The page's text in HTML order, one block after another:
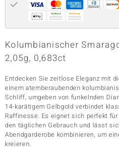
Kolumbianischer
2,05g, 0,683ct
Entdecken Sie zeitlose Eleganz mit
einem atemberaubenden
Schliff, umgeben von funkelnden
14-karätigem Gelbgold verbindet
Raffinesse. Es eignet sich perfekt
den täglichen Gebrauch und lässt
Abendgarderobe kombinieren, um
kreieren.